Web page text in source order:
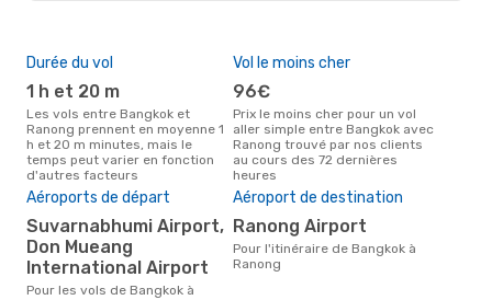
Thai Airasia
Direct
BKK- UNN
Thai Airasia Direct
UNN - BKK
Durée du vol
1 h et 20 m
Les vols entre Bangkok et
Ranong prennent en moyenne 1
h et 20 m minutes, mais le
temps peut varier en fonction
d'autres facteurs
Vol le moins cher
96€
Prix le moins cher pour un vol
aller simple entre Bangkok avec
Ranong trouvé par nos clients
au cours des 72 dernières
heures
Aéroports de départ
Suvarnabhumi Airport,
Don Mueang
International Airport
Pour les vols de Bangkok à
Aéroport de destination
Ranong Airport
Pour l'itinéraire de Bangkok à
Ranong